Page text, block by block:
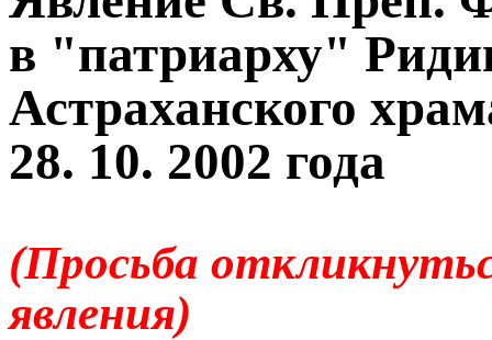
в "патриарху"
Астраханского
28. 10. 2002 года
(Просьба
явления)